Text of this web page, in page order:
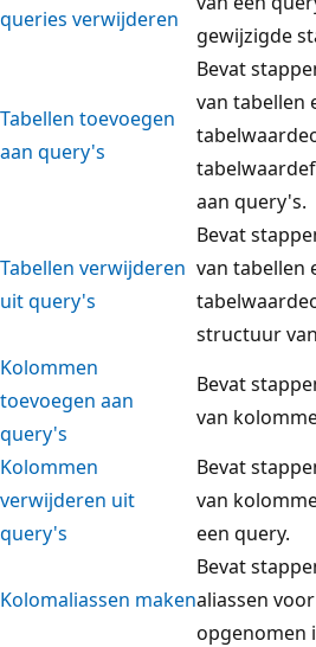
queries verwijderen
gewijzigde
Tabellen toevoegen
aan query's
Bevat
van tabellen
aan query's.
Tabellen verwijderen
uit query's
Bevat
van tabellen
structuur
Kolommen
toevoegen aan
query's
Bevat
van
Kolommen
verwijderen uit
query's
Bevat
van
een query.
Kolomaliassen maken
Bevat
aliassen
opgenomen